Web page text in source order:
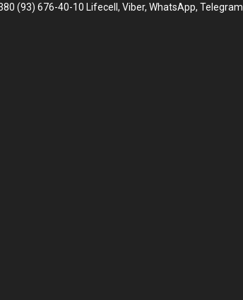
(93) 676-40-10 Lifecell, Viber, WhatsApp, Telegram.